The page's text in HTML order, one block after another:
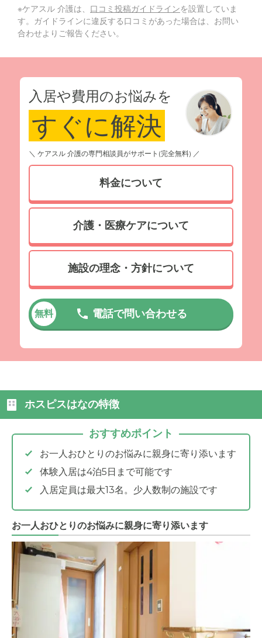
※ケアスル 介護は、 口コミ投稿ガイドラインを設置していま
す。ガイドラインに違反する口コミがあった場合は、お問い
合わせよりご報告ください。
入居や費用のお悩みを
すぐに解決
＼ ケアスル 介護の専門相談員がサポート(完全無料) ／
料金について
介護・医療ケアについて
施設の理念・方針について
無料 電話で問い合わせる
ホスピスはなの特徴
おすすめポイント
お一人おひとりのお悩みに親身に寄り添います
体験入居は4泊5日まで可能です
入居定員は最大13名。少人数制の施設です
お一人おひとりのお悩みに親身に寄り添います